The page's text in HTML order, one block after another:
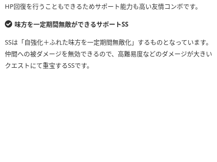
HP回復を行うこともできるためサポート能力も高い友情コンボです。
味方を一定期間無敵ができるサポートSS
SSは「自強化＋ふれた味方を一定期間無敵化」するものとなっています。
仲間への被ダメージを無効できるので、高難易度などのダメージが大きい
クエストにて重宝するSSです。